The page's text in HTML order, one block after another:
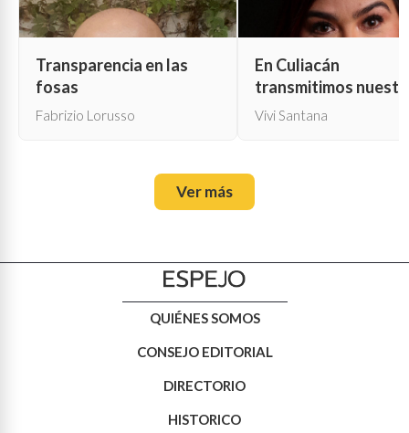
Transparencia en las
fosas
Fabrizio Lorusso
En Culiacán
transmitimos
propia muerte
Vivi Santana
Ver más
QUIÉNES SOMOS
CONSEJO EDITORIAL
DIRECTORIO
HISTORICO